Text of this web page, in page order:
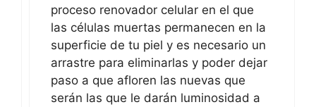
proceso renovador celular en el que
las células muertas permanecen en la
superficie de tu piel y es necesario un
arrastre para eliminarlas y poder dejar
paso a que afloren las nuevas que
serán las que le darán luminosidad a